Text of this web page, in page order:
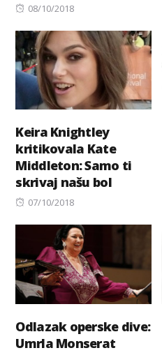
Posted
08/10/2018
Keira Knightley
kritikovala Kate
Middleton: Samo ti
skrivaj našu bol
Posted
07/10/2018
Odlazak operske dive:
Umrla Monserat